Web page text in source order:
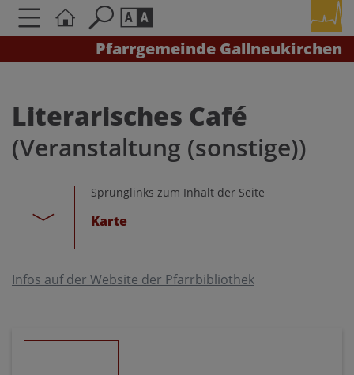
Pfarrgemeinde Gallneukirchen
Schriftgröße
AAA
Kontrasteinstellungen
A
Literarisches Café
(Veranstaltung (sonstige))
Sprunglinks zum Inhalt der Seite
Karte
Infos auf der Website der Pfarrbibliothek